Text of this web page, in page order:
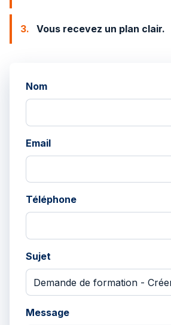
3. Vous recevez un plan clair.
Nom
Email
Téléphone
Sujet
Message